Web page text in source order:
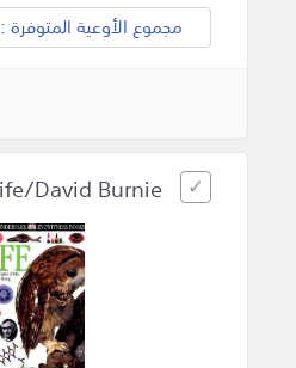
مجموع الأوعية المتوفرة : 1